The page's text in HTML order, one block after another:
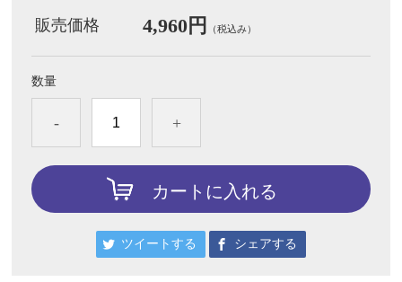
販売価格 4,960円 （税込み）
数量
- +
カートに入れる
ツイートする シェアする